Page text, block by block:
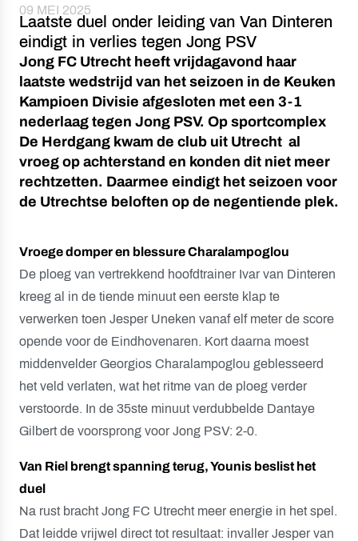
09 MEI 2025
Laatste duel onder leiding van Van Dinteren
eindigt in verlies tegen Jong PSV
Jong FC Utrecht heeft vrijdagavond haar
laatste wedstrijd van het seizoen in de Keuken
Kampioen Divisie afgesloten met een 3-1
nederlaag tegen Jong PSV. Op sportcomplex
De Herdgang kwam de club uit Utrecht al
vroeg op achterstand en konden dit niet meer
rechtzetten. Daarmee eindigt het seizoen voor
de Utrechtse beloften op de negentiende plek.
Vroege domper en blessure Charalampoglou
De ploeg van vertrekkend hoofdtrainer Ivar van Dinteren
kreeg al in de tiende minuut een eerste klap te
verwerken toen Jesper Uneken vanaf elf meter de score
opende voor de Eindhovenaren. Kort daarna moest
middenvelder Georgios Charalampoglou geblesseerd
het veld verlaten, wat het ritme van de ploeg verder
verstoorde. In de 35ste minuut verdubbelde Dantaye
Gilbert de voorsprong voor Jong PSV: 2-0.
Van Riel brengt spanning terug, Younis beslist het
duel
Na rust bracht Jong FC Utrecht meer energie in het spel.
Dat leidde vrijwel direct tot resultaat: invaller Jesper van